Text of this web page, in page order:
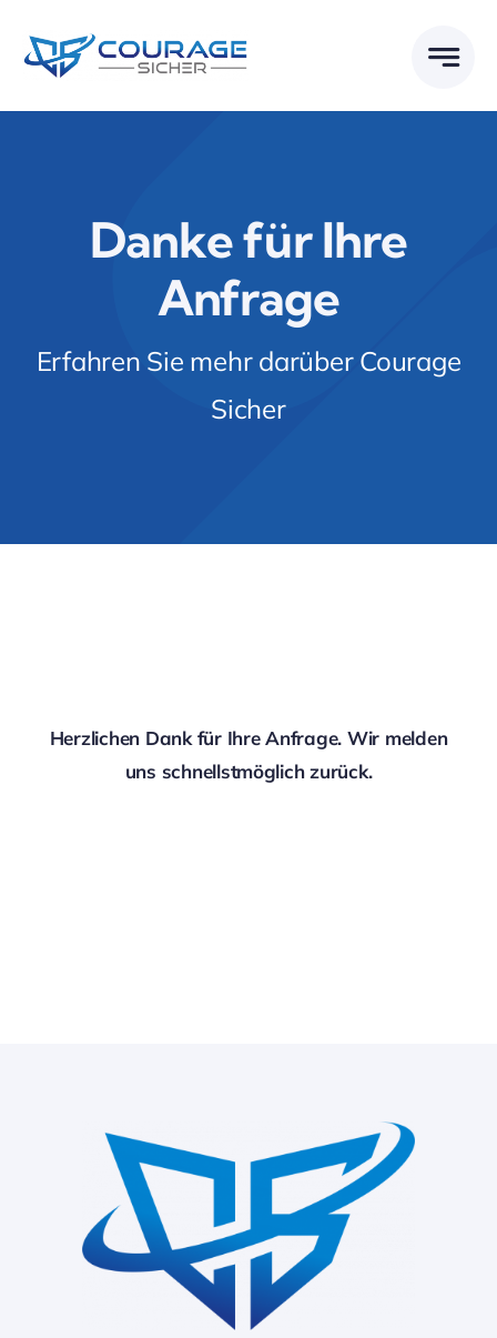
Inhalt
springen
Danke für Ihre
Anfrage
Erfahren Sie mehr darüber Courage
Sicher
Herzlichen Dank für Ihre Anfrage. Wir melden
uns schnellstmöglich zurück.